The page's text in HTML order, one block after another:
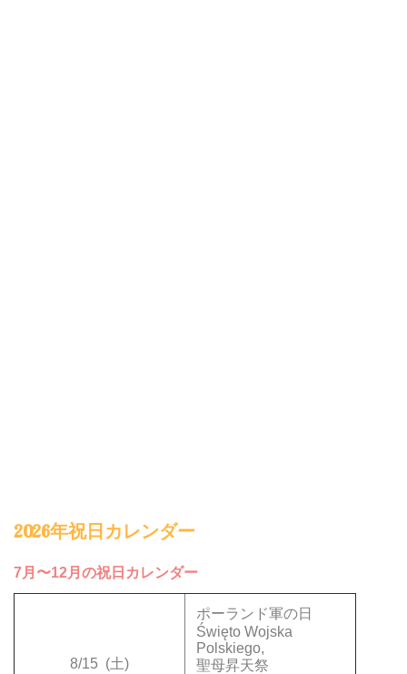
2026年祝日カレンダー
7月〜12月の祝日カレンダー
8/15 (土)
ポーランド軍の日
Święto Wojska
Polskiego,
聖母昇天祭